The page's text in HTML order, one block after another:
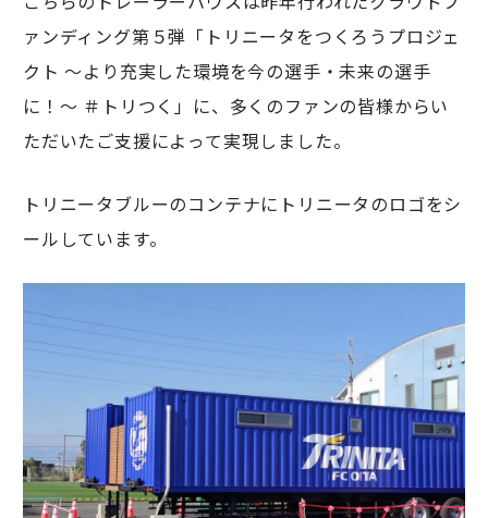
ァンディング第５弾「トリニータをつくろうプロジェ
クト ～より充実した環境を今の選手・未来の選手
に！～ ＃トリつく」に、多くのファンの皆様からい
ただいたご支援によって実現しました。
トリニータブルーのコンテナにトリニータのロゴをシ
ールしています。